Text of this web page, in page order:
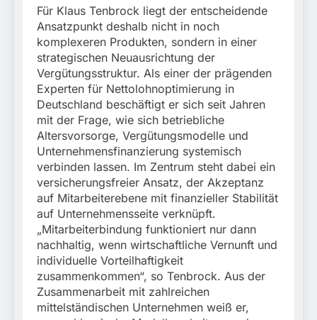
Für Klaus Tenbrock liegt der entscheidende
Ansatzpunkt deshalb nicht in noch
komplexeren Produkten, sondern in einer
strategischen Neuausrichtung der
Vergütungsstruktur. Als einer der prägenden
Experten für Nettolohnoptimierung in
Deutschland beschäftigt er sich seit Jahren
mit der Frage, wie sich betriebliche
Altersvorsorge, Vergütungsmodelle und
Unternehmensfinanzierung systemisch
verbinden lassen. Im Zentrum steht dabei ein
versicherungsfreier Ansatz, der Akzeptanz
auf Mitarbeiterebene mit finanzieller Stabilität
auf Unternehmensseite verknüpft.
„Mitarbeiterbindung funktioniert nur dann
nachhaltig, wenn wirtschaftliche Vernunft und
individuelle Vorteilhaftigkeit
zusammenkommen“, so Tenbrock. Aus der
Zusammenarbeit mit zahlreichen
mittelständischen Unternehmen weiß er,